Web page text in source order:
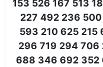
153 526 167 513
227 492 236
593 210 625
296 719 294
688 346 692 352